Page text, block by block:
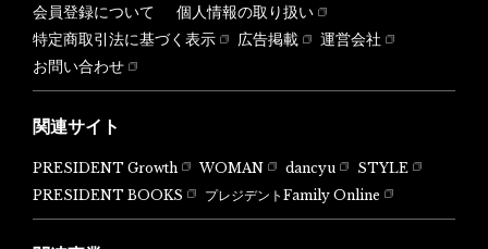
会員登録について
個人情報の取り扱い
特定商取引法に基づく表示
広告掲載
運営会社
お問い合わせ
関連サイト
PRESIDENT Growth WOMAN dancyu
STYLE
PRESIDENT BOOKS
プレジデントFamily Online